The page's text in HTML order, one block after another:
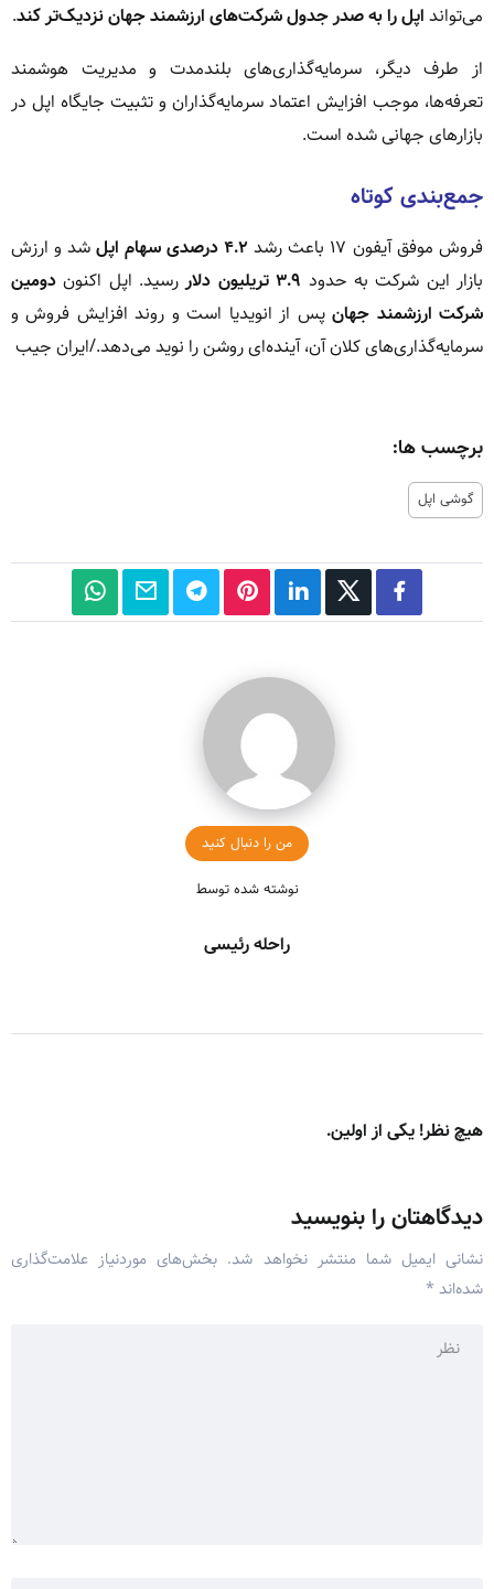
می‌تواند اپل را به صدر جدول شرکت‌های ارزشمند جهان نزدیک‌تر کند.
از طرف دیگر، سرمایه‌گذاری‌های بلندمدت و مدیریت هوشمند
تعرفه‌ها، موجب افزایش اعتماد سرمایه‌گذاران و تثبیت جایگاه اپل در
بازارهای جهانی شده است.
جمع‌بندی کوتاه
فروش موفق آیفون ۱۷ باعث رشد ۴.۲ درصدی سهام اپل
شد و ارزش
بازار این شرکت به حدود ۳.۹ تریلیون دلار رسید. اپل اکنون دومین
شرکت ارزشمند جهانپس از انویدیا است و روند افزایش فروش و
سرمایه‌گذاری‌های کلان آن، آینده‌ای روشن را نوید می‌دهد./ایران جیب
برچسب ها:
گوشی اپل
من را دنبال کنید
نوشته شده توسط
راحله رئیسی
هیچ نظر! یکی از اولین.
دیدگاهتان را بنویسید
نشانی ایمیل شما منتشر نخواهد شد. بخش‌های موردنیاز علامت‌گذاری
شده‌اند *